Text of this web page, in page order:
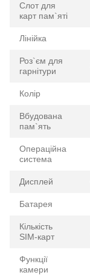
Слот для
карт пам`яті
Лінійка
Роз`єм для
гарнітури
Колір
Вбудована
пам`ять
Операційна
система
Дисплей
Батарея
Кількість
SIM-карт
Функції
камери